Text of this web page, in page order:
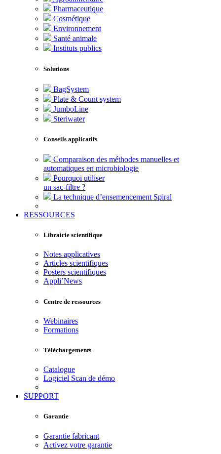
Pharmaceutique
Cosmétique
Environnement
Santé animale
Instituts publics
Solutions
BagSystem
Plate & Count system
JumboLine
Steriwater
Conseils applicatifs
Comparaison des méthodes manuelles et
automatiques en microbiologie
Pourquoi utiliser
un sac-filtre ?
La technique d’ensemencement Spiral
RESSOURCES
Librairie scientifique
Notes applicatives
Articles scientifiques
Posters scientifiques
Appli’News
Centre de ressources
Webinaires
Formations
Téléchargements
Catalogue
Logiciel Scan de démo
SUPPORT
Garantie
Garantie fabricant
Activez votre garantie